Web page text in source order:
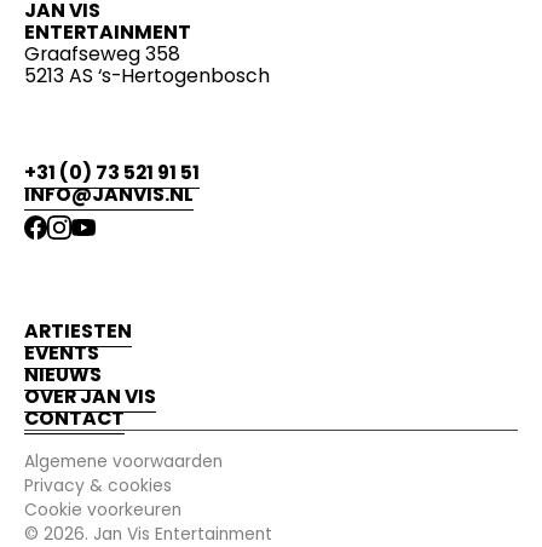
JAN VIS
ENTERTAINMENT
Graafseweg 358
5213 AS ‘s-Hertogenbosch
+31 (0) 73 521 91 51
INFO@JANVIS.NL
ARTIESTEN
EVENTS
NIEUWS
OVER JAN VIS
CONTACT
Algemene voorwaarden
Privacy & cookies
Cookie voorkeuren
© 2026. Jan Vis Entertainment